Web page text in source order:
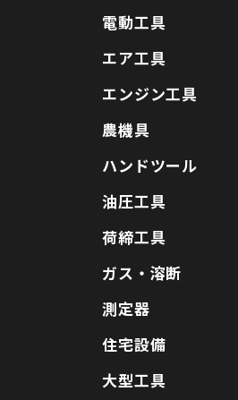
電動工具
エア工具
エンジン工具
農機具
ハンドツール
油圧工具
荷締工具
ガス・溶断
測定器
住宅設備
大型工具